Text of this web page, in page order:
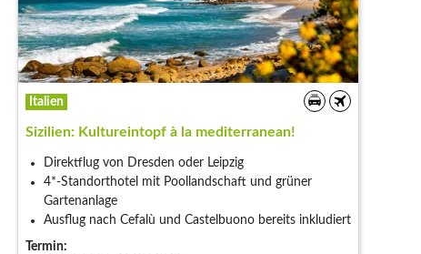
Italien
Sizilien: Kultureintopf à la mediterranean!
Direktflug von Dresden oder Leipzig
4*-Standorthotel mit Poollandschaft und grüner
Gartenanlage
Ausflug nach Cefalù und Castelbuono bereits inkludiert
Termin: